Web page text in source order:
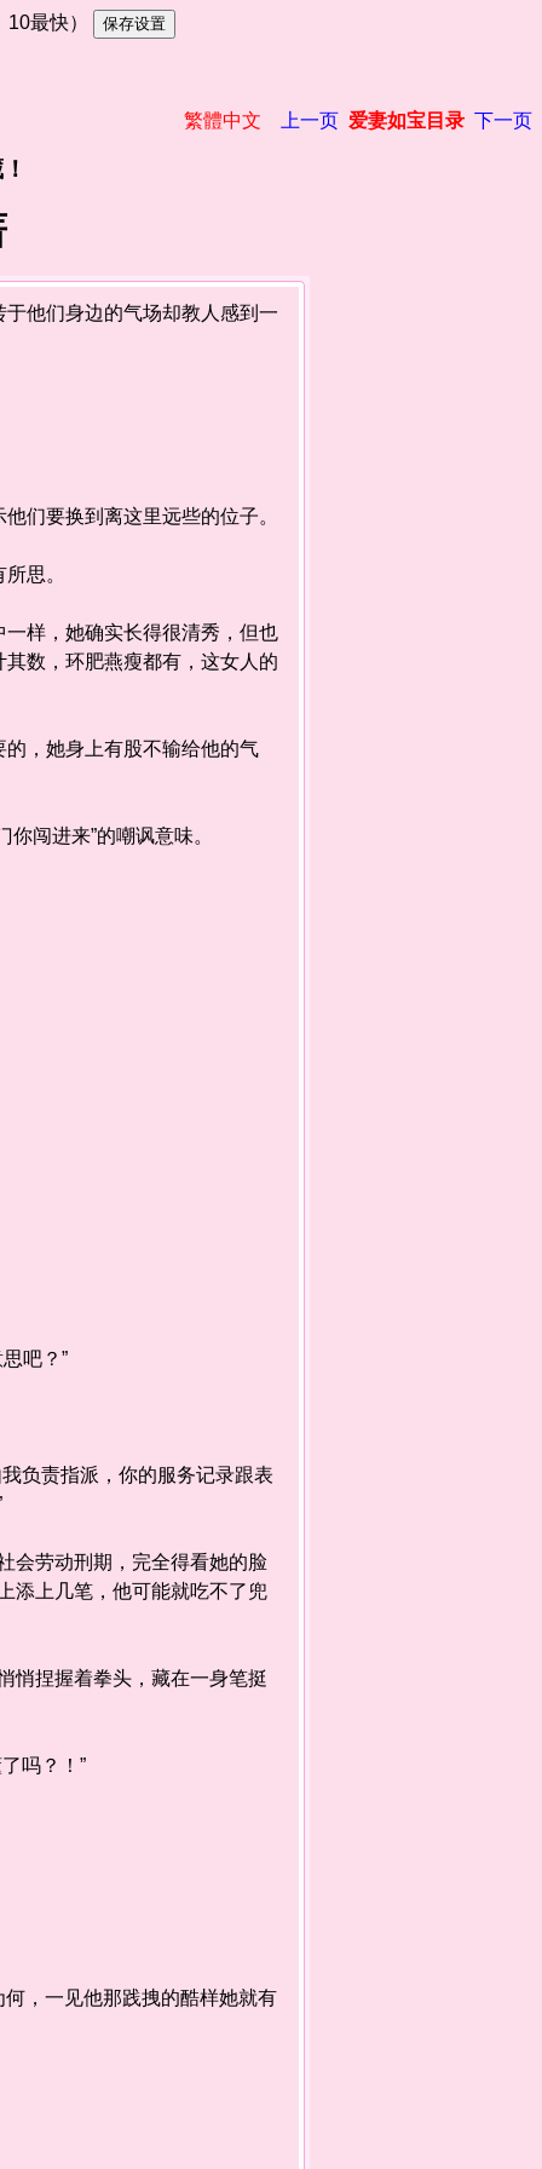
最快）
繁體中文 上一页 爱妻如宝目录 下一页
他们身边的气场却教人感到一
们要换到离这里远些的位子。
思。
样，她确实长得很清秀，但也
数，环肥燕瘦都有，这女人的
，她身上有股不输给他的气
闯进来”的嘲讽意味。
吧？”
责指派，你的服务记录跟表
劳动刑期，完全得看她的脸
添上几笔，他可能就吃不了兜
捏握着拳头，藏在一身笔挺
吗？！”
，一见他那践拽的酷样她就有